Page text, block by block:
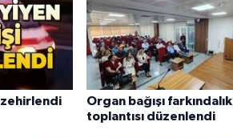
zehirlendi
Organ bağışı farkındalık
toplantısı düzenlendi